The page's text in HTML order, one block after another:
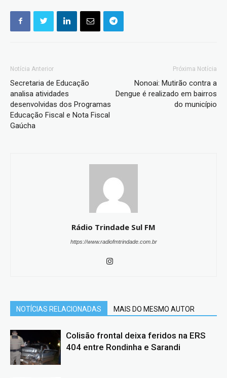
Notícia Anterior
Secretaria de Educação
analisa atividades
desenvolvidas dos Programas
Educação Fiscal e Nota Fiscal
Gaúcha
Próxima Notícia
Nonoai: Mutirão contra a
Dengue é realizado em bairros
do município
Rádio Trindade Sul FM
https://www.radiofmtrindade.com.br
NOTÍCIAS RELACIONADAS MAIS DO MESMO AUTOR
Colisão frontal deixa feridos na ERS
404 entre Rondinha e Sarandi